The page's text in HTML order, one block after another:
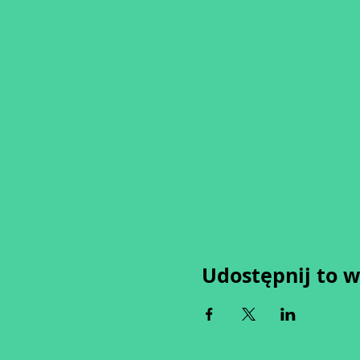
Udostępnij to